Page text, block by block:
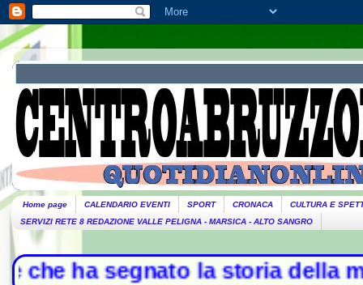
Home page CALENDARIO EVENTI SPORT CRONACA
CULTURA E
SERVIZI RETE 8 REDAZIONE VALLE PELIGNA - MARSICA - ALTO SANGRO
la storia della musica -